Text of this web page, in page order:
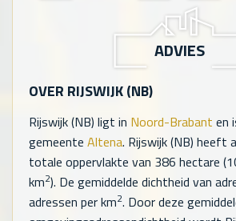
ADVIES
OVER RIJSWIJK (NB)
Rijswijk (NB) ligt in Noord-Brabant en
gemeente Altena. Rijswijk (NB) heeft
totale oppervlakte van 386 hectare
km2). De gemiddelde dichtheid van
adressen per km2. Door deze